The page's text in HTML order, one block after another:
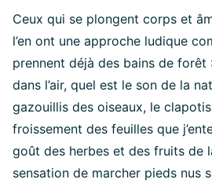
Ceux qui se plongent corps et
l’en ont une approche ludique
prennent déjà des bains de
dans l’air, quel est le son de la
gazouillis des oiseaux, le
froissement des feuilles que
goût des herbes et des fruits de
sensation de marcher pieds nus